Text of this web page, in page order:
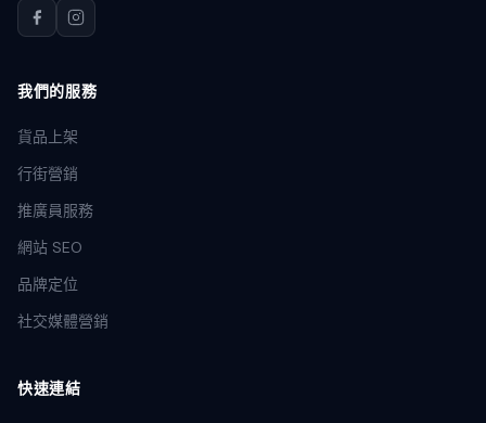
我們的服務
貨品上架
行街營銷
推廣員服務
網站 SEO
品牌定位
社交媒體營銷
快速連結